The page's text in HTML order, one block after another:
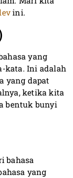
ini.
yang
kata. Ini adalah
yang dapat
ketika kita
bentuk bunyi
bahasa
yang